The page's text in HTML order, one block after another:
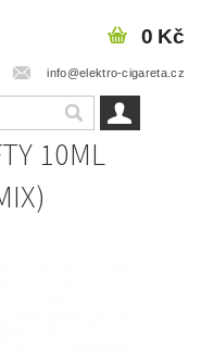
info@elektro-cigareta.cz
0 Kč
10ML